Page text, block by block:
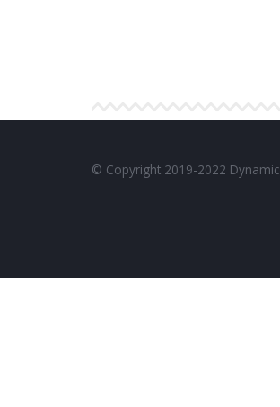
© Copyright 2019-2022